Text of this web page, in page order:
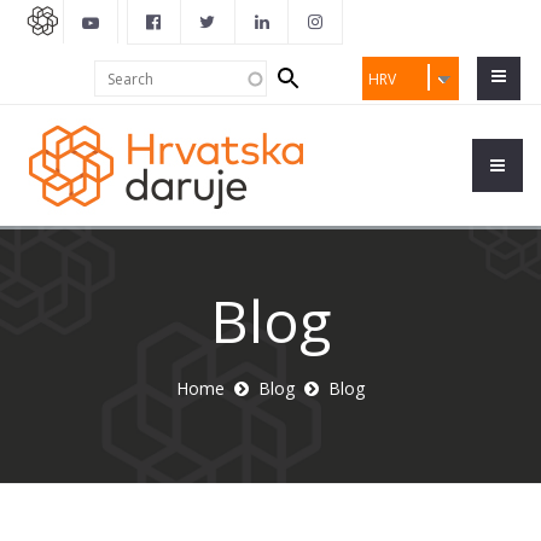
HRV
Search
form
Blog
Home Blog Blog